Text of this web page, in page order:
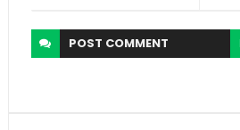
POST COMMENT